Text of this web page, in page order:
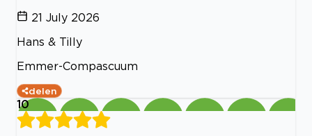
21 July 2026
Hans & Tilly
Emmer-Compascuum
delen
10